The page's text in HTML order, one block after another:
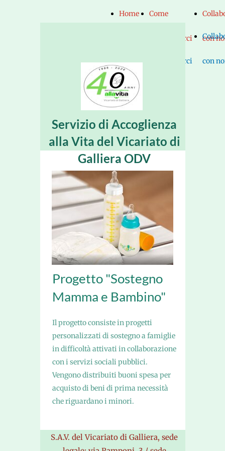
Home Come
raggiungerci con
Page raggiungerci con
Servizio di Accoglienza
alla Vita del Vicariato di
Galliera ODV
Progetto "Sostegno
Mamma e Bambino"
Il progetto consiste in progetti
personalizzati di sostegno a famiglie
in difficoltà attivati in collaborazione
con i servizi sociali pubblici.
Vengono distribuiti buoni spesa per
acquisto di beni di prima necessità
che riguardano i minori.
S.A.V. del Vicariato di Galliera, sede